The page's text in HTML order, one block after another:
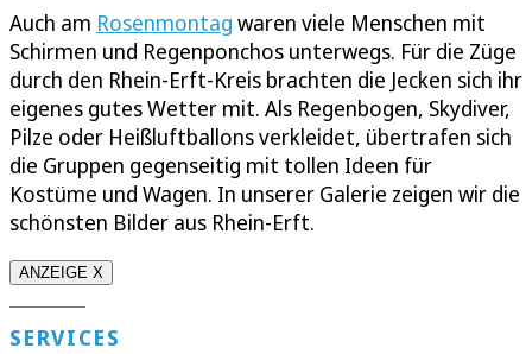
Auch am Rosenmontag waren viele Menschen mit
Schirmen und Regenponchos unterwegs. Für die Züge
durch den Rhein-Erft-Kreis brachten die Jecken sich ihr
eigenes gutes Wetter mit. Als Regenbogen, Skydiver,
Pilze oder Heißluftballons verkleidet, übertrafen sich
die Gruppen gegenseitig mit tollen Ideen für
Kostüme und Wagen. In unserer Galerie zeigen wir die
schönsten Bilder aus Rhein-Erft.
ANZEIGE X
SERVICES